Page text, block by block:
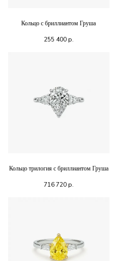
Кольцо с бриллиантом Груша
255 400р.
Кольцо трилогия с бриллиантом Груша
716 720р.